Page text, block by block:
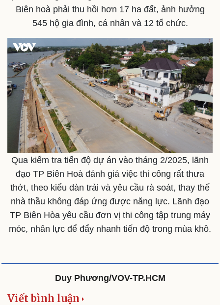
Doanh nghiệp
Thông tin doanh nghiệp
Doanh nghiệp 24h
Doanh nhân
Vì cộng đồng
Công nghệ
Sành điệu
Tin Công nghệ
Trải nghiệm
Chuyển đổi số
Biên hoà phải thu hồi hơn 17 ha đất, ảnh hưởng
545 hộ gia đình, cá nhân và 12 tổ chức.
Qua kiểm tra tiến độ dự án vào tháng 2/2025, lãnh
đạo TP Biên Hoà đánh giá việc thi công rất thưa
thớt, theo kiểu dàn trải và yêu cầu rà soát, thay thế
nhà thầu không đáp ứng được năng lực. Lãnh đạo
TP Biên Hòa yêu cầu đơn vị thi công tập trung máy
móc, nhân lực để đẩy nhanh tiến độ trong mùa khô.
Duy Phương/VOV-TP.HCM
Viết bình luận